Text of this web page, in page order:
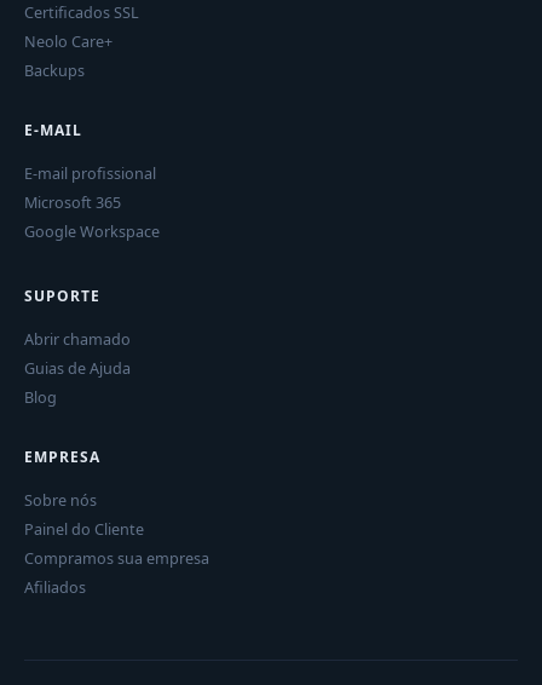
Certificados SSL
Neolo Care+
Backups
E-MAIL
E-mail profissional
Microsoft 365
Google Workspace
SUPORTE
Abrir chamado
Guias de Ajuda
Blog
EMPRESA
Sobre nós
Painel do Cliente
Compramos sua empresa
Afiliados